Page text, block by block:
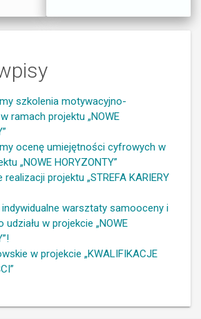
szkolenia motywacyjno-
ramach projektu „NOWE
ocenę umiejętności cyfrowych w
„NOWE HORYZONTY”
projektu „STREFA KARIERY
warsztaty samooceny i
w projekcie „NOWE
w projekcie „KWALIFIKACJE